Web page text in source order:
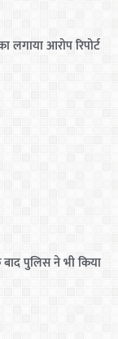
लगाया आरोप रिपोर्ट
बाद पुलिस ने भी किया